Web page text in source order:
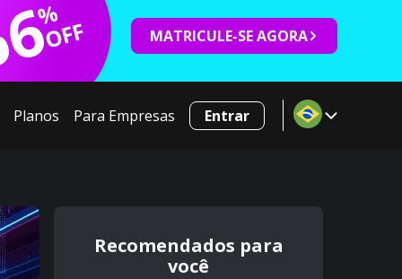
%
OFF MATRICULE-SE AGORA
Planos Para Empresas Entrar
Recomendados para
você